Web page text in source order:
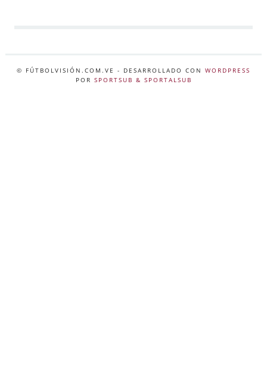
© FÚTBOLVISIÓN.COM.VE - DESARROLLADO CON WORDPRESS
POR SPORTSUB & SPORTALSUB